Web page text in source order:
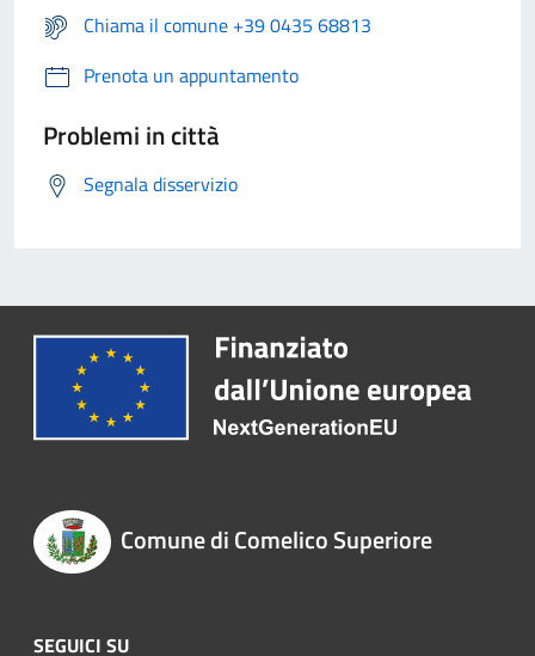
Chiama il comune +39 0435 68813
Prenota un appuntamento
Problemi in città
Segnala disservizio
Comune di Comelico Superiore
SEGUICI SU